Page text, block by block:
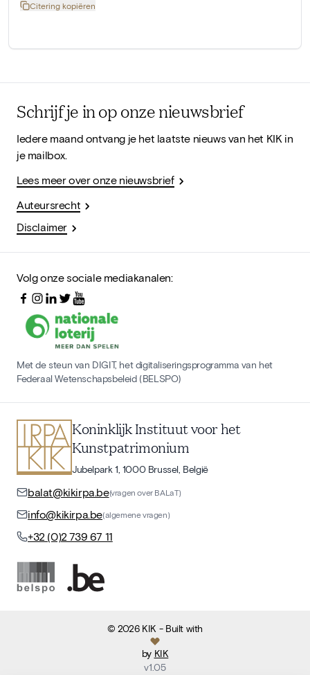
Citering kopiëren
Schrijf je in op onze nieuwsbrief
Iedere maand ontvang je het laatste nieuws van het KIK in
je mailbox.
Lees meer over onze nieuwsbrief
Auteursrecht
Disclaimer
Volg onze sociale mediakanalen:
Met de steun van DIGIT, het digitaliseringsprogramma van het
Federaal Wetenschapsbeleid (BELSPO)
Koninklijk Instituut voor het
Kunstpatrimonium
Jubelpark 1, 1000 Brussel, België
balat@kikirpa.be(vragen over BALaT)
info@kikirpa.be(algemene vragen)
+32 (0)2 739 67 11
©2026 KIK - Built with
by KIK
v1.05